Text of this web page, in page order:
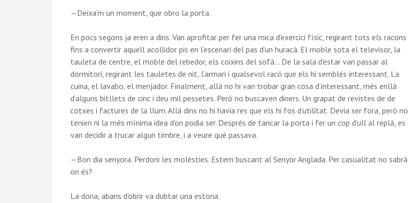
—Deixa’m un moment, que obro la porta.
En pocs segons ja eren a dins. Van aprofitar per fer una mica d’exercici físic, regirant tots els racons
fins a convertir aquell acollidor pis en l’escenari del pas d’un huracà. El moble sota el televisor, la
tauleta de centre, el moble del rebedor, els coixins del sofà… De la sala d’estar van passar al
dormitori, regirant les tauletes de nit, l’armari i qualsevol racó que els hi semblés interessant. La
cuina, el lavabo, el menjador. Finalment, allà no hi van trobar gran cosa d’interessant, més enllà
d’alguns bitllets de cinc i deu mil pessetes. Però no buscaven diners. Un grapat de revistes de de
cotxes i factures de la llum. Allà dins no hi havia res que els hi fos d’utilitat. Devia ser fora, però no
tenien ni la més mínima idea d’on podia ser. Després de tancar la porta i fer un cop d’ull al replà, es
van decidir a trucar algun timbre, i a veure què passava.
—Bon dia senyora. Perdoni les molèsties. Estem buscant al Senyor Anglada. Per casualitat no sabrà
on és?
La dona, abans d’obrir va dubtar una estona.